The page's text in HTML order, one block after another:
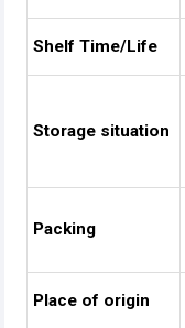
Shelf Time/Life
Storage situation
Packing
Place of origin